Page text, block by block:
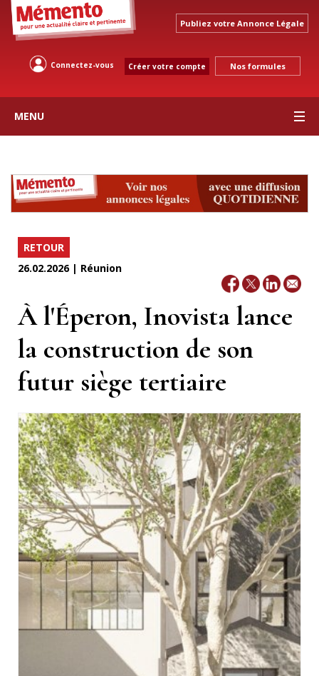
Publiez votre Annonce Légale
Connectez-vous Créer votre compte Nos formules
MENU
RETOUR
26.02.2026 | Réunion
À l'Éperon, Inovista lance
la construction de son
futur siège tertiaire